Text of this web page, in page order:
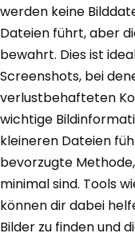
werden keine
Dateien führt, aber
bewahrt. Dies ist
Screenshots, bei
verlustbehafteten
wichtige
kleineren Dateien
bevorzugte
minimal sind. Tools
können dir dabei
Bilder zu finden und